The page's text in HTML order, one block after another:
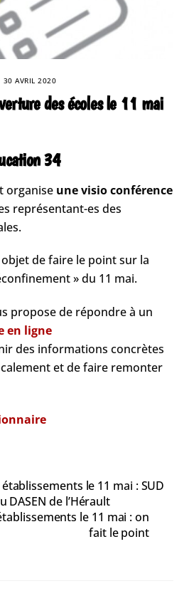
30 AVRIL 2020
des écoles le 11 mai
34
organise une visio conférence
représentant-es des
de faire le point sur la
» du 11 mai.
propose de répondre à un
en ligne
des informations concrètes
et de faire remonter
le 11 mai : SUD
DASEN de l’Hérault
le 11 mai : on
fait le point